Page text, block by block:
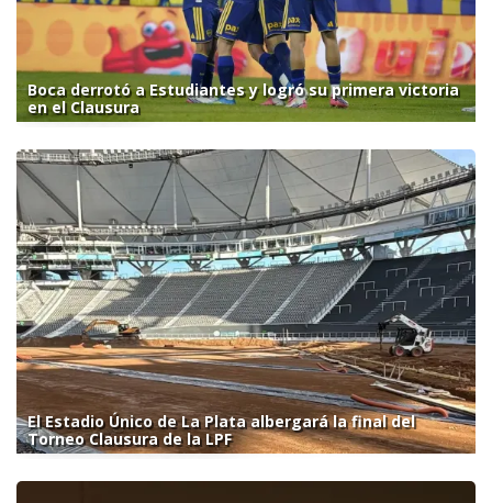
Boca derrotó a Estudiantes y logró su primera victoria
en el Clausura
El Estadio Único de La Plata albergará la final del
Torneo Clausura de la LPF